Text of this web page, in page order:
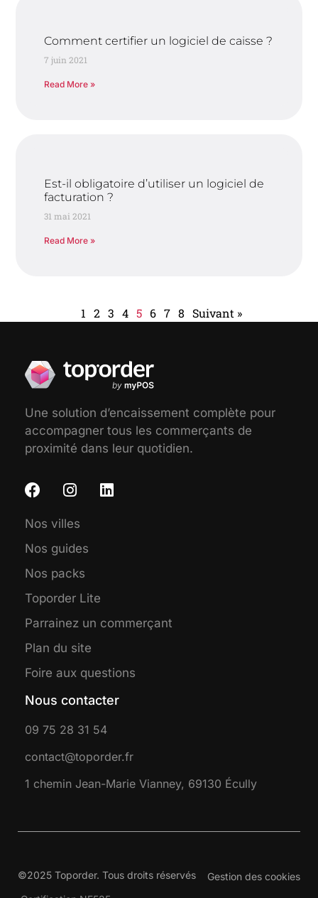
Comment certifier un logiciel de caisse ?
7 juin 2021
Read More »
Est-il obligatoire d’utiliser un logiciel de
facturation ?
31 mai 2021
Read More »
1 2 3 4 5 6 7 8 Suivant »
Une solution d’encaissement complète pour
accompagner tous les commerçants de
proximité dans leur quotidien.
Nos villes
Nos guides
Nos packs
Toporder Lite
Parrainez un commerçant
Plan du site
Foire aux questions
Nous contacter
09 75 28 31 54
contact@toporder.fr
1 chemin Jean-Marie Vianney, 69130 Écully
©2025 Toporder. Tous droits réservés
Gestion des cookies